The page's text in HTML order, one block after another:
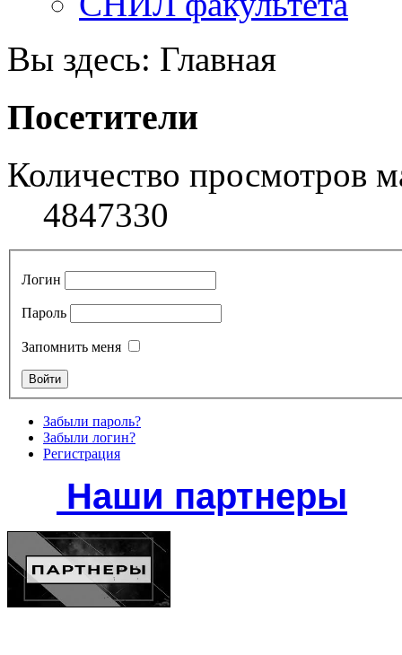
Вы здесь: Главная
Посетители
Количество просмотров
4847330
Логин
Пароль
Запомнить меня
Забыли пароль?
Забыли логин?
Регистрация
Наши партнеры